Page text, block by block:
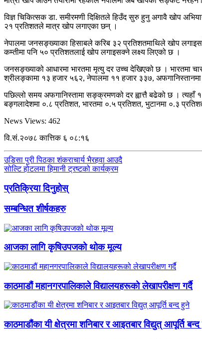
विज्ञ चिकित्सक डा. समीरमणी दिक्षितले हिउँद सुरु हुनु अगावै खोप
२१ प्रतिशतले मात्र खोप लगाएका छन् ।
नेपालमा जनसङ्ख्याका हिसाबले करिब ३२ प्रतिशतमाथिले खोप
कम्तीमा पनि ५० प्रतिशतलाई खोप लगाइसक्ने लक्ष्य लिएको छ ।
जनसङ्ख्याको आधारमा भारतमा मृत्यु दर उच्च देखिएको छ । भारतमा
श्रीलङ्कामा १३ हजार ५६२, नेपालमा ११ हजार ३३७,
पछिल्लो समय अफगानिस्तामा सङ्क्रमणको दर ह्वात्तै बढेको छ ।
बङ्गलादेशमा ०.८ प्रतिशत, भारतमा ०.५ प्रतिशत, भुटानमा ०.३
News Views: 462
वि.सं.२०७८ कात्तिक ६ ०८:१६
उडिसा पुरी पिठका शंकराचार्य भैरहवा आउदै
सोल्टि होटलमा हिमानी ट्रष्टको कार्यक्रम
प्रतिक्रिया दिनुहोस्
सम्बन्धित शीर्षकहरु
आजका लागि कृषिउपजको थोक मूल्य
काठमाडौं महानगरपालिकाले विद्यालयहरूको लेखापरीक्षण गर्दै
काठमाडौंका यी क्षेत्रमा शनिबार र आइतबार विद्युत् आपूर्ति